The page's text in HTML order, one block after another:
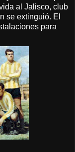
al Jalisco, club
se extinguió. El
para